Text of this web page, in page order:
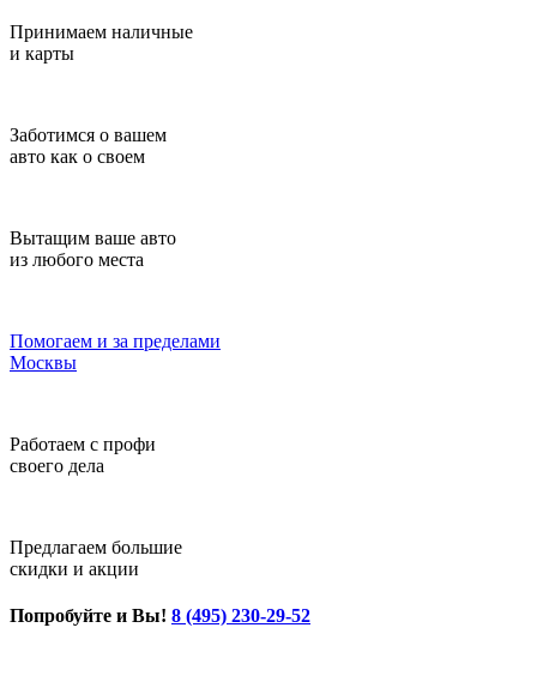
Принимаем наличные
и карты
Заботимся о вашем
авто как о своем
Вытащим ваше авто
из любого места
Помогаем и за пределами
Москвы
Работаем с профи
своего дела
Предлагаем большие
скидки и акции
Попробуйте и Вы! 8 (495) 230-29-52